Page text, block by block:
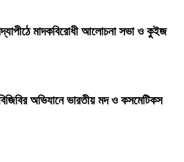
মাদকবিরোধী আলোচনা সভা ও কুইজ
অভিযানে ভারতীয় মদ ও কসমেটিকস